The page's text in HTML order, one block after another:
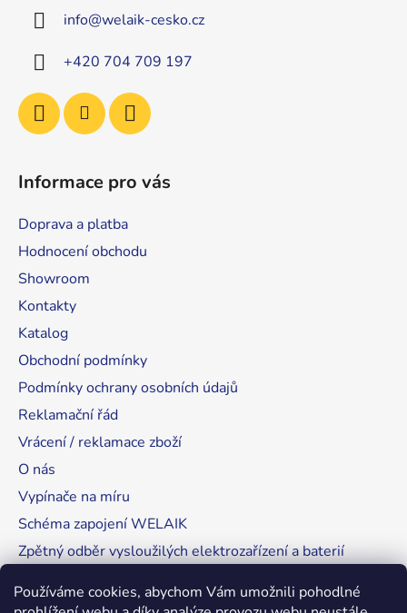
Používáme cookies, abychom Vám umožnili pohodlné
info@welaik-cesko.cz
+420 704 709 197
Informace pro vás
Doprava a platba
Hodnocení obchodu
Showroom
Kontakty
Katalog
Obchodní podmínky
Podmínky ochrany osobních údajů
Reklamační řád
Vrácení / reklamace zboží
O nás
Vypínače na míru
Schéma zapojení WELAIK
Zpětný odběr vysloužilých elektrozařízení a baterií